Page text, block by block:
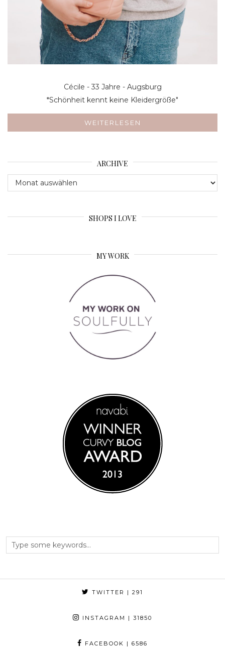
Cécile - 33 Jahre - Augsburg
*Schönheit kennt keine Kleidergröße"
WEITERLESEN
ARCHIVE
Archive
SHOPS I LOVE
MY WORK
TWITTER | 291
INSTAGRAM | 31850
FACEBOOK | 6586